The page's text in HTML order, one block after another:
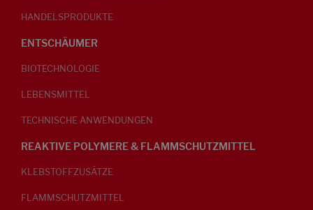
HANDELSPRODUKTE
ENTSCHÄUMER
BIOTECHNOLOGIE
LEBENSMITTEL
TECHNISCHE ANWENDUNGEN
REAKTIVE POLYMERE & FLAMMSCHUTZMITTEL
KLEBSTOFFZUSÄTZE
FLAMMSCHUTZMITTEL